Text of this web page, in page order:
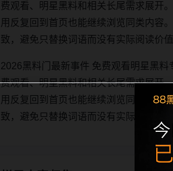
费观看、明星黑料和相关长尾需求展开
用反复回到首页也能继续浏览同类内容
致，避免只替换词语而没有实际阅读价值
2026黑料门最新事件 免费观看明星黑
费观看、明星黑料和相关长尾需求展开
用反复回到首页也能继续浏览同类内容
致，避免只替换词语而没有实际阅读价值